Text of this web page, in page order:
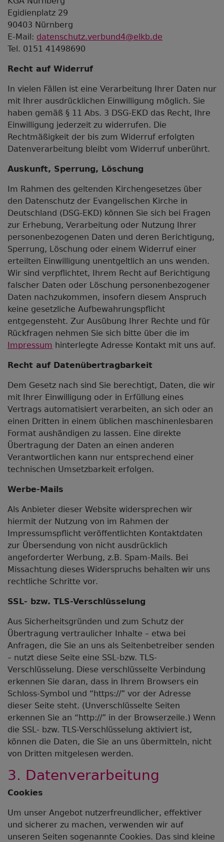
Egidienplatz 29
90403 Nürnberg
E-Mail: datenschutz.verbund4@elkb.de
Tel. 0151 41498690
Recht auf Widerruf
In vielen Fällen ist eine Verarbeitung Ihrer Daten nur
mit Ihrer ausdrücklichen Einwilligung möglich. Sie
haben gemäß § 11 Abs. 3 DSG-EKD das Recht, Ihre
Einwilligung jederzeit zu widerrufen. Die
Rechtmäßigkeit der bis zum Widerruf erfolgten
Datenverarbeitung bleibt vom Widerruf unberührt.
Auskunft, Sperrung, Löschung
Im Rahmen des geltenden Kirchengesetzes über
den Datenschutz der Evangelischen Kirche in
Deutschland (DSG-EKD) können Sie sich bei Fragen
zur Erhebung, Verarbeitung oder Nutzung Ihrer
personenbezogenen Daten und deren Berichtigung,
Sperrung, Löschung oder einem Widerruf einer
erteilten Einwilligung unentgeltlich an uns wenden.
Wir sind verpflichtet, Ihrem Recht auf Berichtigung
falscher Daten oder Löschung personenbezogener
Daten nachzukommen, insofern diesem Anspruch
keine gesetzliche Aufbewahrungspflicht
entgegensteht. Zur Ausübung Ihrer Rechte und für
Rückfragen nehmen Sie sich bitte über die im
Impressum hinterlegte Adresse Kontakt mit uns auf.
Recht auf Datenübertragbarkeit
Dem Gesetz nach sind Sie berechtigt, Daten, die wir
mit Ihrer Einwilligung oder in Erfüllung eines
Vertrags automatisiert verarbeiten, an sich oder an
einen Dritten in einem üblichen maschinenlesbaren
Format aushändigen zu lassen. Eine direkte
Übertragung der Daten an einen anderen
Verantwortlichen kann nur entsprechend einer
technischen Umsetzbarkeit erfolgen.
Werbe-Mails
Als Anbieter dieser Website widersprechen wir
hiermit der Nutzung von im Rahmen der
Impressumspflicht veröffentlichten Kontaktdaten
zur Übersendung von nicht ausdrücklich
angeforderter Werbung, z.B. Spam-Mails. Bei
Missachtung dieses Widerspruchs behalten wir uns
rechtliche Schritte vor.
SSL- bzw. TLS-Verschlüsselung
Aus Sicherheitsgründen und zum Schutz der
Übertragung vertraulicher Inhalte – etwa bei
Anfragen, die Sie an uns als Seitenbetreiber senden
– nutzt diese Seite eine SSL-bzw. TLS-
Verschlüsselung. Diese verschlüsselte Verbindung
erkennen Sie daran, dass in Ihrem Browsers ein
Schloss-Symbol und “https://” vor der Adresse
dieser Seite steht. (Unverschlüsselte Seiten
erkennen Sie an “http://” in der Browserzeile.) Wenn
die SSL- bzw. TLS-Verschlüsselung aktiviert ist,
können die Daten, die Sie an uns übermitteln, nicht
von Dritten mitgelesen werden.
3. Datenverarbeitung
Cookies
Um unser Angebot nutzerfreundlicher, effektiver
und sicherer zu machen, verwenden wir auf
unseren Seiten sogenannte Cookies. Das sind kleine